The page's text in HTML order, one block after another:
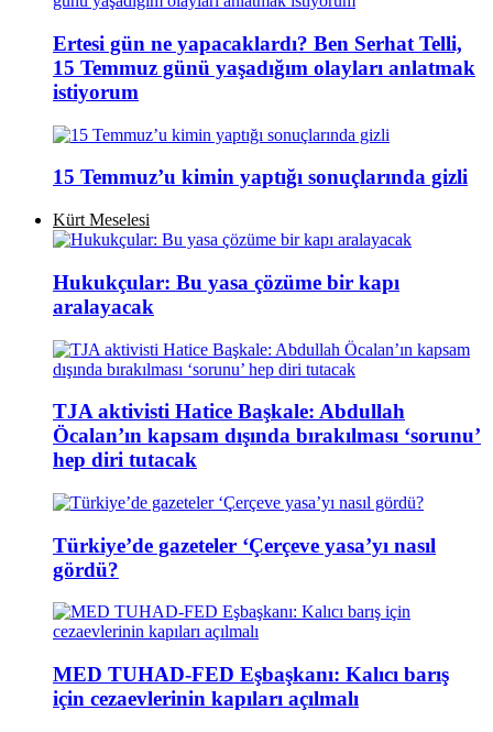
Ertesi gün ne yapacaklardı? Ben Serhat Telli,
15 Temmuz günü yaşadığım olayları anlatmak
istiyorum
15 Temmuz’u kimin yaptığı sonuçlarında gizli
Kürt Meselesi
Hukukçular: Bu yasa çözüme bir kapı
aralayacak
TJA aktivisti Hatice Başkale: Abdullah
Öcalan’ın kapsam dışında bırakılması ‘sorunu’
hep diri tutacak
Türkiye’de gazeteler ‘Çerçeve yasa’yı nasıl
gördü?
MED TUHAD-FED Eşbaşkanı: Kalıcı barış
için cezaevlerinin kapıları açılmalı